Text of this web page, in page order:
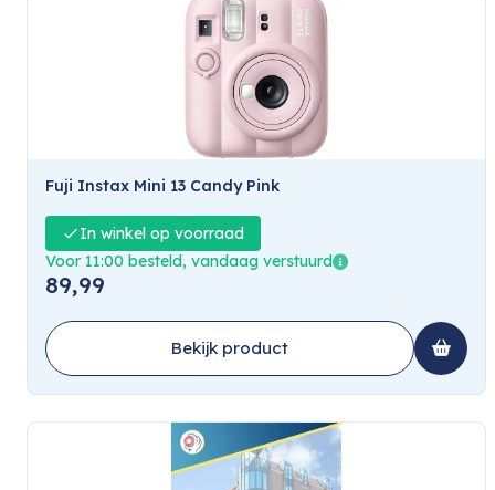
Fuji Instax Mini 13 Candy Pink
In winkel op voorraad
Voor 11:00 besteld, vandaag verstuurd
89,99
Bekijk product